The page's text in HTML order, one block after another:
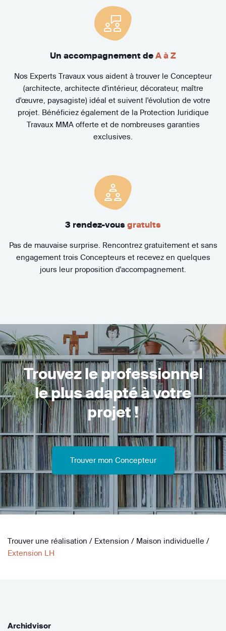
Un accompagnement de A à Z
Nos Experts Travaux vous aident à trouver le Concepteur
(architecte, architecte d'intérieur, décorateur, maître
d'œuvre, paysagiste) idéal et suivent l'évolution de votre
projet. Bénéficiez également de la Protection Juridique
Travaux MMA offerte et de nombreuses garanties
exclusives.
3 rendez-vous gratuits
Pas de mauvaise surprise. Rencontrez gratuitement et sans
engagement trois Concepteurs et recevez en quelques
jours leur proposition d'accompagnement.
Trouvez le professionnel
le plus adapté à votre
projet !
Trouver mon Concepteur
Trouver une réalisation / Extension / Maison individuelle /
Extension LH
Archidvisor